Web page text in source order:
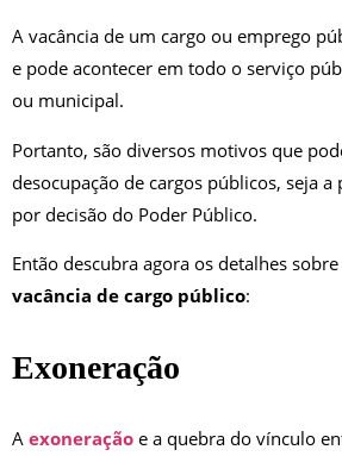
A vacância de um cargo ou emprego
e pode acontecer em todo o serviço
ou municipal.
Portanto, são diversos motivos que
desocupação de cargos públicos, seja
por decisão do Poder Público.
Então descubra agora os detalhes
vacância de cargo público:
Exoneração
A exoneração e a quebra do vínculo